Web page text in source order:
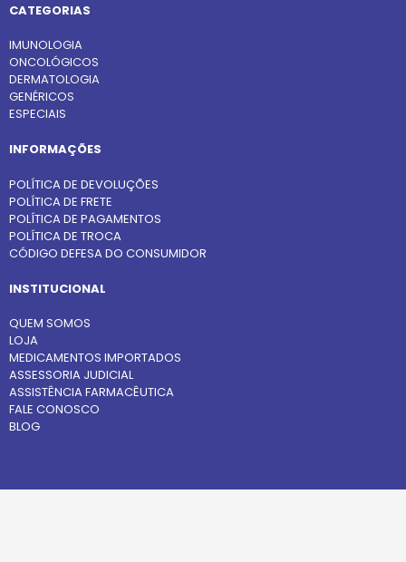
CATEGORIAS
IMUNOLOGIA
ONCOLÓGICOS
DERMATOLOGIA
GENÉRICOS
ESPECIAIS
INFORMAÇÕES
POLÍTICA DE DEVOLUÇÕES
POLÍTICA DE FRETE
POLÍTICA DE PAGAMENTOS
POLÍTICA DE TROCA
CÓDIGO DEFESA DO CONSUMIDOR
INSTITUCIONAL
QUEM SOMOS
LOJA
MEDICAMENTOS IMPORTADOS
ASSESSORIA JUDICIAL
ASSISTÊNCIA FARMACÊUTICA
FALE CONOSCO
BLOG